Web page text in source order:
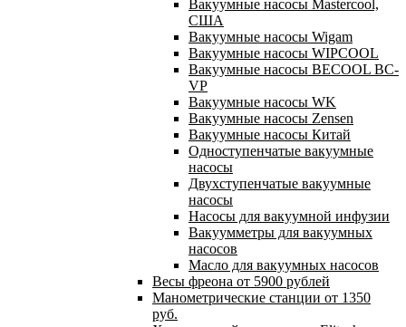
Вакуумные насосы Mastercool,
США
Вакуумные насосы Wigam
Вакуумные насосы WIPCOOL
Вакуумные насосы BECOOL BC-
VP
Вакуумные насосы WK
Вакуумные насосы Zensen
Вакуумные насосы Китай
Одноступенчатые вакуумные
насосы
Двухступенчатые вакуумные
насосы
Насосы для вакуумной инфузии
Вакуумметры для вакуумных
насосов
Масло для вакуумных насосов
Весы фреона от 5900 рублей
Манометрические станции от 1350
руб.